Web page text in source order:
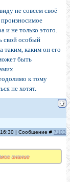
не совсем своё
и не только этого.
свой особый
таким, каким он его
быть
к тому
не хотят.
| Сообщение # 7103
знание